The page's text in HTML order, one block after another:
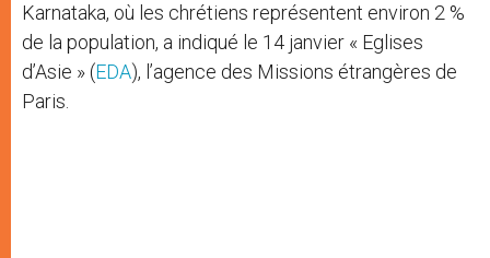
Karnataka, où les chrétiens représentent environ 2 %
de la population, a indiqué le 14 janvier « Eglises
d’Asie » (EDA), l’agence des Missions étrangères de
Paris.